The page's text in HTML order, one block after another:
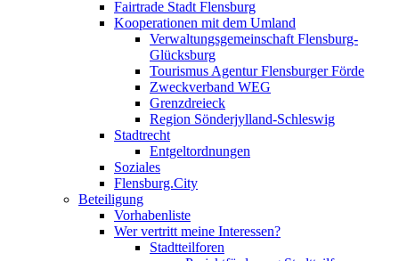
Fairtrade Stadt Flensburg
Kooperationen mit dem Umland
Verwaltungsgemeinschaft Flensburg-
Glücksburg
Tourismus Agentur Flensburger Förde
Zweckverband WEG
Grenzdreieck
Region Sönderjylland-Schleswig
Stadtrecht
Entgeltordnungen
Soziales
Flensburg.City
Beteiligung
Vorhabenliste
Wer vertritt meine Interessen?
Stadtteilforen